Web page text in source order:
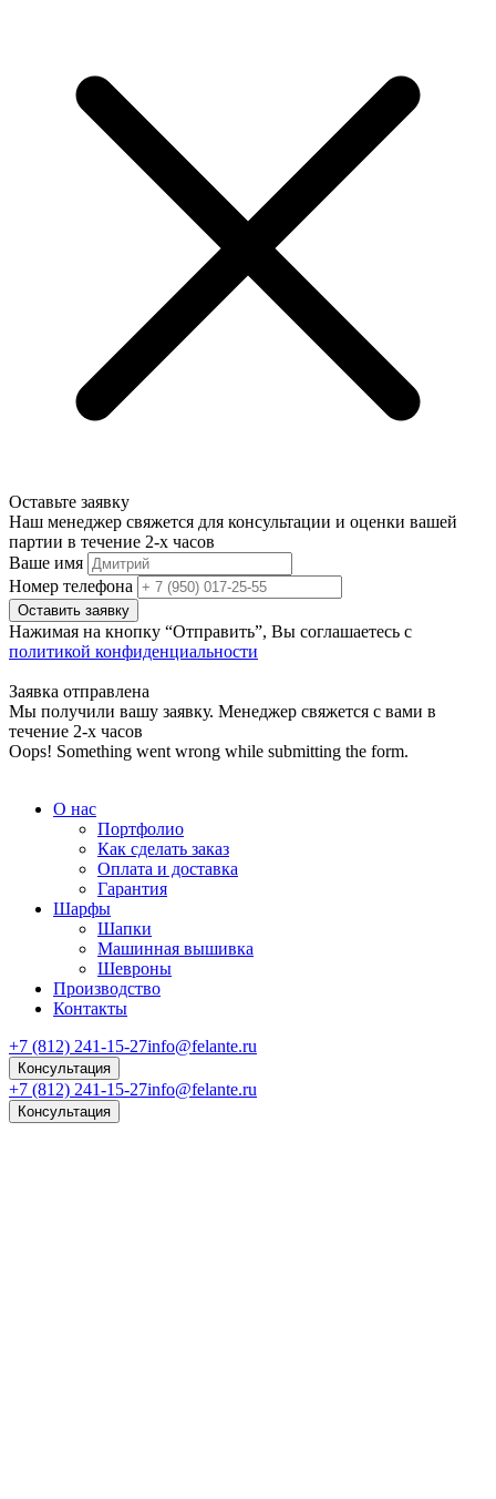
Оставьте заявку
Наш менеджер свяжется для консультации и оценки вашей
партии в течение 2-х часов
Ваше имя
Номер телефона
Нажимая на кнопку “Отправить”, Вы соглашаетесь с
политикой конфиденциальности
Заявка отправлена
Мы получили вашу заявку. Менеджер свяжется с вами в
течение 2-х часов
Oops! Something went wrong while submitting the form.
О нас
Портфолио
Как сделать заказ
Оплата и доставка
Гарантия
Шарфы
Шапки
Машинная вышивка
Шевроны
Производство
Контакты
+7 (812) 241-15-27info@felante.ru
Консультация
+7 (812) 241-15-27info@felante.ru
Консультация